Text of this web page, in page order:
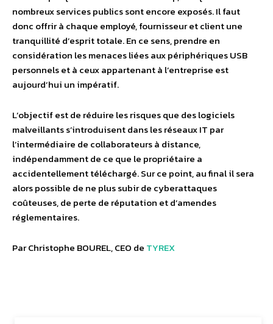
nombreux services publics sont encore exposés. Il faut
donc offrir à chaque employé, fournisseur et client une
tranquillité d’esprit totale. En ce sens, prendre en
considération les menaces liées aux périphériques USB
personnels et à ceux appartenant à l’entreprise est
aujourd’hui un impératif.
L’objectif est de réduire les risques que des logiciels
malveillants s’introduisent dans les réseaux IT par
l’intermédiaire de collaborateurs à distance,
indépendamment de ce que le propriétaire a
accidentellement téléchargé. Sur ce point, au final il sera
alors possible de ne plus subir de cyberattaques
coûteuses, de perte de réputation et d’amendes
réglementaires.
Par Christophe BOUREL, CEO de TYREX